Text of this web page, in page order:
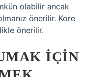
olabilir ancak
önerilir. Kore
önerilir.
IÇIN